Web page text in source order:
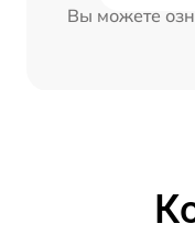
Вы можете